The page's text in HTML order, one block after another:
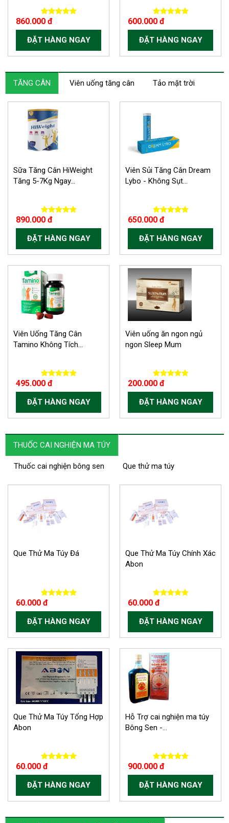
860.000 đ
ĐẶT HÀNG NGAY
600.000 đ
ĐẶT HÀNG NGAY
TĂNG CÂN Viên uống tăng cân Tảo mặt trời
Sữa Tăng Cân HiWeight
Tăng 5-7Kg Ngay...
890.000 đ
ĐẶT HÀNG NGAY
Viên Sủi Tăng Cân Dream
Lybo - Không Sụt...
650.000 đ
ĐẶT HÀNG NGAY
Viên Uống Tăng Cân
Tamino Không Tích...
495.000 đ
ĐẶT HÀNG NGAY
Viên uống ăn ngon ngủ
ngon Sleep Mum
200.000 đ
ĐẶT HÀNG NGAY
THUỐC CAI NGHIỆN MA TÚY
Thuốc cai nghiện bông sen Que thử ma túy
Que Thử Ma Túy Đá
60.000 đ
ĐẶT HÀNG NGAY
Que Thử Ma Túy Chính Xác
Abon
60.000 đ
ĐẶT HÀNG NGAY
Que Thử Ma Túy Tổng Hợp
Abon
60.000 đ
ĐẶT HÀNG NGAY
Hỗ Trợ cai nghiện ma túy
Bông Sen -...
900.000 đ
ĐẶT HÀNG NGAY